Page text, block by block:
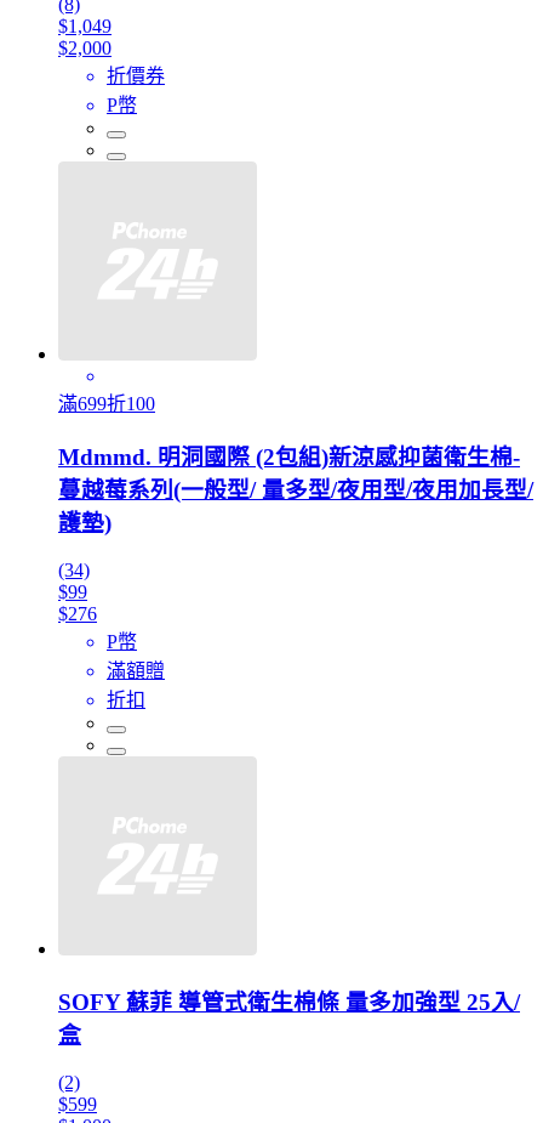
$1,049
$2,000
折價券
P幣
滿699折100
Mdmmd. 明洞國際 (2包組)新涼感抑菌衛生棉-
蔓越莓系列(一般型/ 量多型/夜用型/夜用加長型/
護墊)
(34)
$99
$276
P幣
滿額贈
折扣
SOFY 蘇菲 導管式衛生棉條 量多加強型 25入/
盒
(2)
$599